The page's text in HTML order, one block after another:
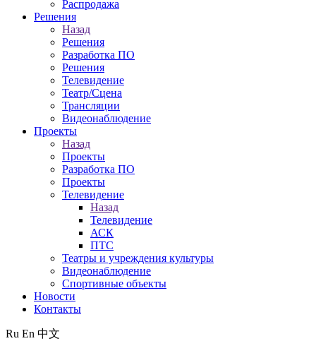
Распродажа
Решения
Назад
Решения
Разработка ПО
Решения
Телевидение
Театр/Сцена
Трансляции
Видеонаблюдение
Проекты
Назад
Проекты
Разработка ПО
Проекты
Телевидение
Назад
Телевидение
АСК
ПТС
Театры и учреждения культуры
Видеонаблюдение
Спортивные объекты
Новости
Контакты
Ru En 中文